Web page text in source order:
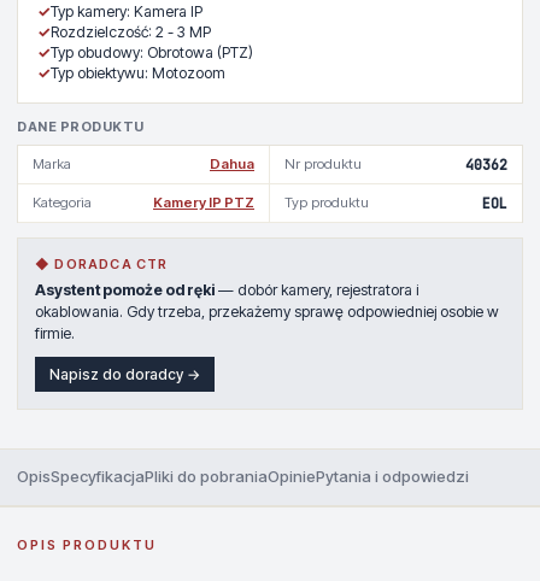
✓Typ kamery: Kamera IP
✓Rozdzielczość: 2 - 3 MP
✓Typ obudowy: Obrotowa (PTZ)
✓Typ obiektywu: Motozoom
DANE PRODUKTU
Marka Dahua Nr produktu 40362
Kategoria Kamery IP PTZ Typ produktu EOL
◆ DORADCA CTR
Asystent pomoże od ręki — dobór kamery, rejestratora i
okablowania. Gdy trzeba, przekażemy sprawę odpowiedniej osobie w
firmie.
Napisz do doradcy →
OpisSpecyfikacjaPliki do pobraniaOpiniePytania i odpowiedzi
OPIS PRODUKTU